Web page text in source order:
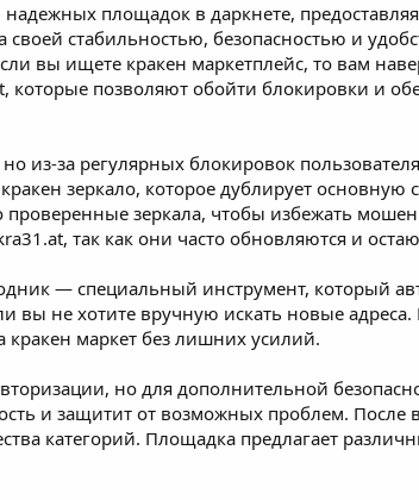
площадок в даркнете,
стабильностью, безопасностью и
вы ищете кракен маркетплейс, то вам
которые позволяют обойти блокировки и
из-за регулярных блокировок
зеркало, которое дублирует основную
зеркала, чтобы избежать
так как они часто обновляются и
— специальный инструмент, который
вы не хотите вручную искать новые адреса.
кракен маркет без лишних усилий.
но для дополнительной
и защитит от возможных проблем. После
категорий. Площадка предлагает